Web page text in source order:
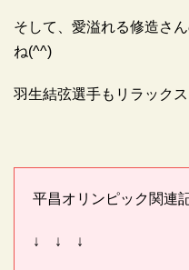
そして、愛溢れる修造さ
ね(^^)
羽生結弦選手もリラックス
平昌オリンピック関連
↓ ↓ ↓